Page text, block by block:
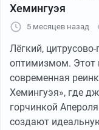
Хемингуэя
5 месяцев назад
Лёгкий,
оптимизмом. Этот
современная
Хемингуэя», где
горчинкой
создают